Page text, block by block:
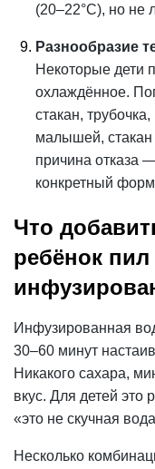
(20–22°С), но не
Разнообразие
Некоторые дети
охлаждённое.
стакан,
малышей, стакан
причина отказа
конкретный
Что
ребёнок
Инфузированная
30–60 минут
Никакого сахара,
вкус. Для детей это
«это не скучная
Несколько